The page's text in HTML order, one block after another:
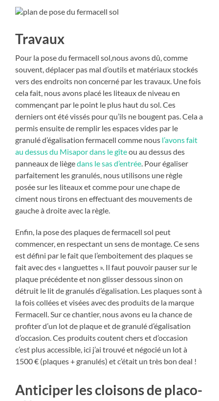
Travaux
Pour la pose du fermacell sol,nous avons dû, comme
souvent, déplacer pas mal d’outils et matériaux stockés
vers des endroits non concerné par les travaux. Une fois
cela fait, nous avons placé les liteaux de niveau en
commençant par le point le plus haut du sol. Ces
derniers ont été vissés pour qu’ils ne bougent pas. Cela a
permis ensuite de remplir les espaces vides par le
granulé d’égalisation fermacell comme nous l’avons fait
au dessus du Misapor dans le gîteou au dessus des
panneaux de liègedans le sas d’entrée. Pour égaliser
parfaitement les granulés, nous utilisons une règle
posée sur les liteaux et comme pour une chape de
ciment nous tirons en effectuant des mouvements de
gauche à droite avec la règle.
Enfin, la pose des plaques de fermacell sol peut
commencer, en respectant un sens de montage. Ce sens
est défini par le fait que l’emboitement des plaques se
fait avec des « languettes ». Il faut pouvoir pauser sur le
plaque précédente et non glisser dessous sinon on
détruit le lit de granulés d’égalisation. Les plaques sont à
la fois collées et visées avec des produits de la marque
Fermacell. Sur ce chantier, nous avons eu la chance de
profiter d’un lot de plaque et de granulé d’égalisation
d’occasion. Ces produits coutent chers et d’occasion
c’est plus accessible, ici j’ai trouvé et négocié un lot à
1500 € (plaques + granulés) et c’était un très bon deal !
Anticiper les cloisons de placo-